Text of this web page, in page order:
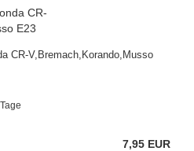
CR-
E23
CR-V,Bremach,Korando,Musso
7,95 EUR